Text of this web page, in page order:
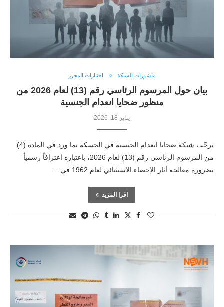
منشورات الشبكة اختيارات المحرر
بيان حول المرسوم الرئاسي رقم (13) لعام 2026 من
منظور ضحايا انعدام الجنسية
يناير 18, 2026
ترحّب شبكة ضحايا انعدام الجنسية في الحسكة بما ورد في المادة (4)
من المرسوم الرئاسي رقم (13) لعام 2026، باعتباره اعترافاً رسمياً
بضرورة معالجة آثار الإحصاء الاستثنائي لعام 1962 في …
اقرا المزيد